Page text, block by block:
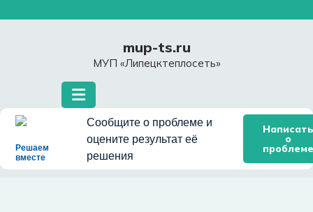
mup-ts.ru
МУП «Липецктеплосеть»
Решаем
вместе
Сообщите о проблеме и
оцените результат её
решения
Написать
о
проблеме